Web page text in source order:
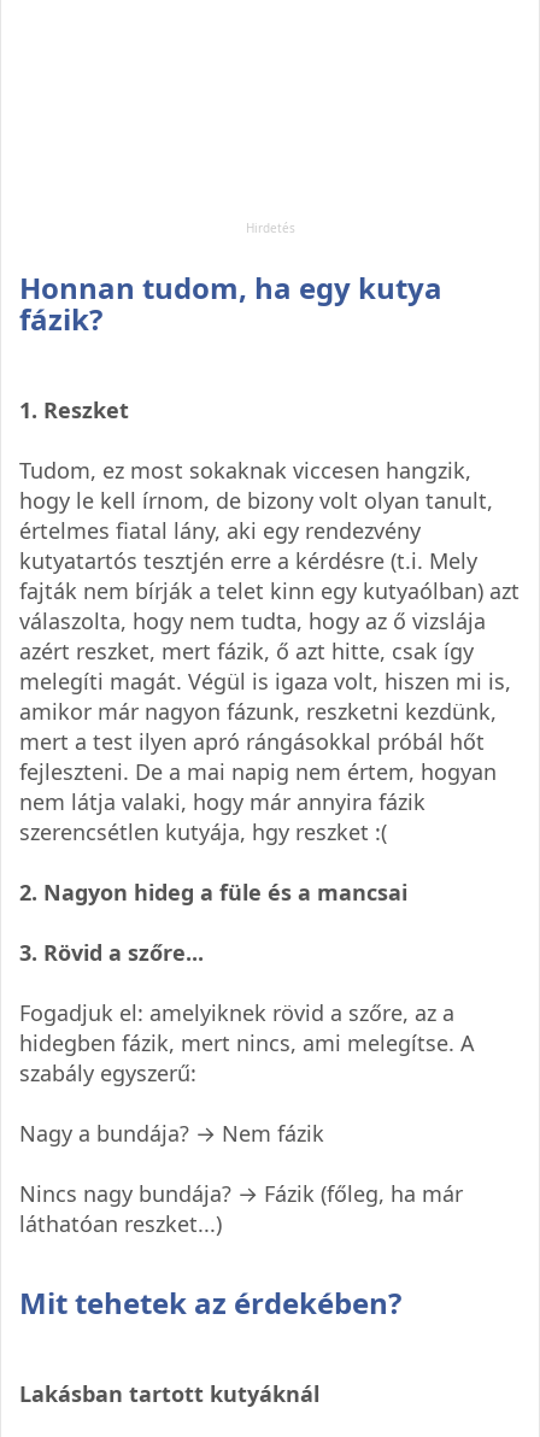
Honnan tudom, ha egy kutya
fázik?
1. Reszket
Tudom, ez most sokaknak viccesen hangzik,
hogy le kell írnom, de bizony volt olyan tanult,
értelmes fiatal lány, aki egy rendezvény
kutyatartós tesztjén erre a kérdésre (t.i. Mely
fajták nem bírják a telet kinn egy kutyaólban) azt
válaszolta, hogy nem tudta, hogy az ő vizslája
azért reszket, mert fázik, ő azt hitte, csak így
melegíti magát. Végül is igaza volt, hiszen mi is,
amikor már nagyon fázunk, reszketni kezdünk,
mert a test ilyen apró rángásokkal próbál hőt
fejleszteni. De a mai napig nem értem, hogyan
nem látja valaki, hogy már annyira fázik
szerencsétlen kutyája, hgy reszket :(
2. Nagyon hideg a füle és a mancsai
3. Rövid a szőre...
Fogadjuk el: amelyiknek rövid a szőre, az a
hidegben fázik, mert nincs, ami melegítse. A
szabály egyszerű:
Nagy a bundája? → Nem fázik
Nincs nagy bundája? → Fázik (főleg, ha már
láthatóan reszket...)
Mit tehetek az érdekében?
Lakásban tartott kutyáknál